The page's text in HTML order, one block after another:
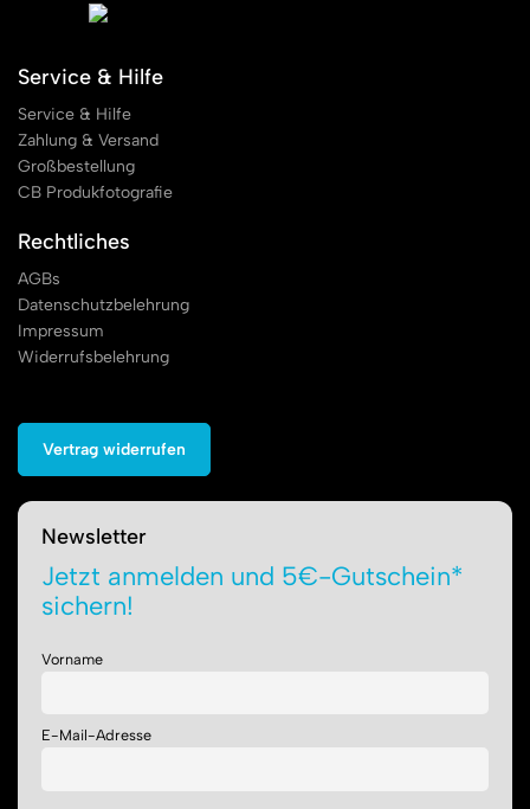
Service & Hilfe
Service & Hilfe
Zahlung & Versand
Großbestellung
CB Produkfotografie
Rechtliches
AGBs
Datenschutzbelehrung
Impressum
Widerrufsbelehrung
Vertrag widerrufen
Newsletter
Jetzt anmelden und 5€-Gutschein*
sichern!
Vorname
E-Mail-Adresse